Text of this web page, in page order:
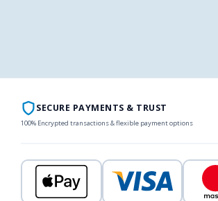
SECURE PAYMENTS & TRUST
100% Encrypted transactions & flexible payment options